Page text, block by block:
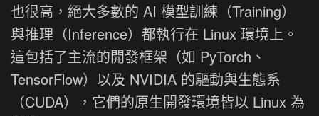
也很高，絕大多數的 AI 模型訓練（Training）
與推理（Inference）都執行在 Linux 環境上。
這包括了主流的開發框架（如 PyTorch、
TensorFlow）以及 NVIDIA 的驅動與生態系
（CUDA），它們的原生開發環境皆以 Linux 為